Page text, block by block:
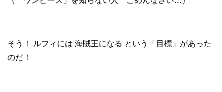
そう！ ルフィには 海賊王になる という「目標」があった
のだ！